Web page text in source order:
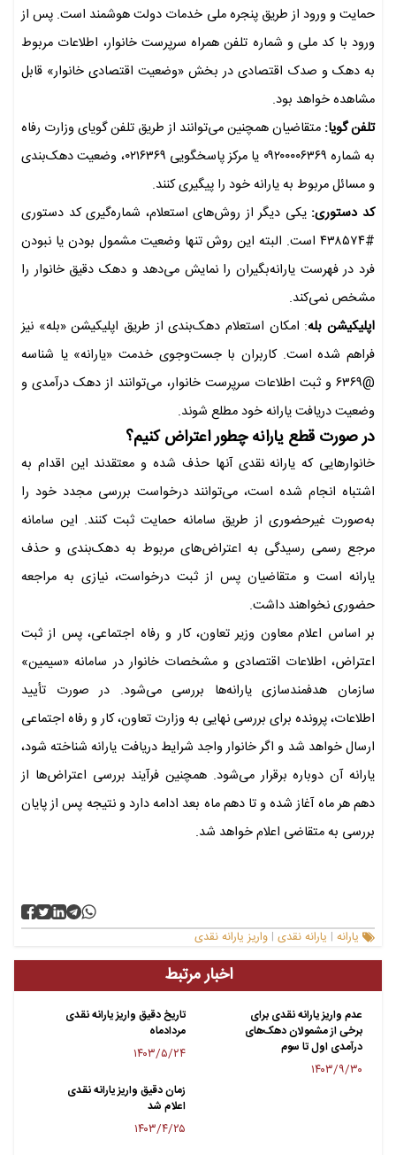
حمایت و ورود از طریق پنجره ملی خدمات دولت هوشمند است. پس از
ورود با کد ملی و شماره تلفن همراه سرپرست خانوار، اطلاعات مربوط
به دهک و صدک اقتصادی در بخش «وضعیت اقتصادی خانوار» قابل
مشاهده خواهد بود.
تلفن گویا: متقاضیان همچنین می‌توانند از طریق تلفن گویای وزارت رفاه
به شماره ۰۹۲۰۰۰۰۶۳۶۹ یا مرکز پاسخگویی ۰۲۱۶۳۶۹، وضعیت دهک‌بندی
و مسائل مربوط به یارانه خود را پیگیری کنند.
کد دستوری:یکی دیگر از روش‌های استعلام، شماره‌گیری کد دستوری
#۴۳۸۵۷۴ است. البته این روش تنها وضعیت مشمول بودن یا نبودن
فرد در فهرست یارانه‌بگیران را نمایش می‌دهد و دهک دقیق خانوار را
مشخص نمی‌کند.
اپلیکیشن بله: امکان استعلام دهک‌بندی از طریق اپلیکیشن «بله» نیز
فراهم شده است. کاربران با جست‌وجوی خدمت «یارانه» یا شناسه
@۶۳۶۹ و ثبت اطلاعات سرپرست خانوار، می‌توانند از دهک درآمدی و
وضعیت دریافت یارانه خود مطلع شوند.
در صورت قطع یارانه چطور اعتراض کنیم؟
خانوارهایی که یارانه نقدی آنها حذف شده و معتقدند این اقدام به
اشتباه انجام شده است، می‌توانند درخواست بررسی مجدد خود را
به‌صورت غیرحضوری از طریق سامانه حمایت ثبت کنند. این سامانه
مرجع رسمی رسیدگی به اعتراض‌های مربوط به دهک‌بندی و حذف
یارانه است و متقاضیان پس از ثبت درخواست، نیازی به مراجعه
حضوری نخواهند داشت.
بر اساس اعلام معاون وزیر تعاون، کار و رفاه اجتماعی، پس از ثبت
اعتراض، اطلاعات اقتصادی و مشخصات خانوار در سامانه «سیمین»
سازمان هدفمندسازی یارانه‌ها بررسی می‌شود. در صورت تأیید
اطلاعات، پرونده برای بررسی نهایی به وزارت تعاون، کار و رفاه اجتماعی
ارسال خواهد شد و اگر خانوار واجد شرایط دریافت یارانه شناخته شود،
یارانه آن دوباره برقرار می‌شود. همچنین فرآیند بررسی اعتراض‌ها از
دهم هر ماه آغاز شده و تا دهم ماه بعد ادامه دارد و نتیجه پس از پایان
بررسی به متقاضی اعلام خواهد شد.
یارانه | یارانه نقدی | واریز یارانه نقدی
اخبار مرتبط
عدم واریز یارانه نقدی برای
برخی از مشمولان دهک‌های
درآمدی اول تا سوم
۱۴۰۳/۹/۳۰
تاریخ دقیق واریز یارانه نقدی
مردادماه
۱۴۰۳/۵/۲۴
زمان دقیق واریز یارانه نقدی
اعلام شد
۱۴۰۳/۴/۲۵